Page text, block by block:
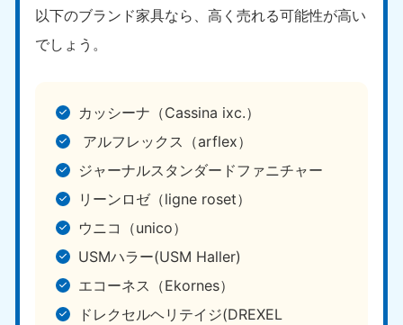
以下のブランド家具なら、高く売れる可能性が高い
でしょう。
カッシーナ（Cassina ixc.）
アルフレックス（arflex）
ジャーナルスタンダードファニチャー
リーンロゼ（ligne roset）
ウニコ（unico）
USMハラー(USM Haller)
エコーネス（Ekornes）
ドレクセルヘリテイジ(DREXEL